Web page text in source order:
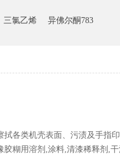
三氯乙烯 异佛尔酮783
各类机壳表面、污渍及手指
糊用溶剂,涂料,清漆稀释剂,